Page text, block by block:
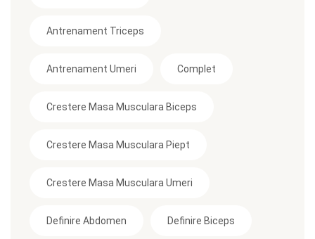
Antrenament Triceps
Antrenament Umeri Complet
Crestere Masa Musculara Biceps
Crestere Masa Musculara Piept
Crestere Masa Musculara Umeri
Definire Abdomen Definire Biceps